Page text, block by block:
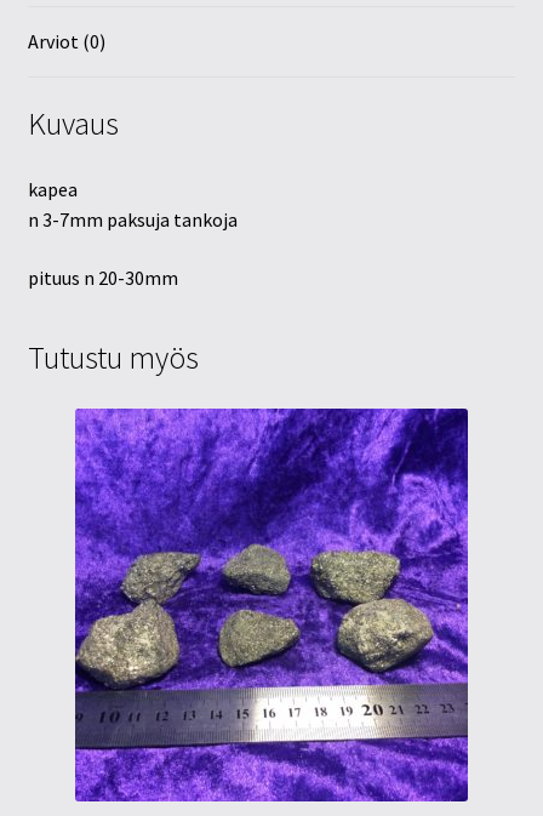
Arviot (0)
Kuvaus
kapea
n 3-7mm paksuja tankoja
pituus n 20-30mm
Tutustu myös